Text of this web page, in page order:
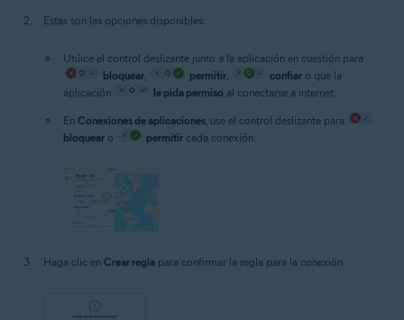
Estas son las opciones disponibles:
Utilice el control deslizante junto a la aplicación en cuestión para
bloquear, permitir, confiar o que la
aplicación
le pida permiso al conectarse a internet.
En Conexiones de aplicaciones, use el control deslizante para
bloquear o permitircada conexión.
Haga clic en Crear regla para confirmar la regla para la conexión.